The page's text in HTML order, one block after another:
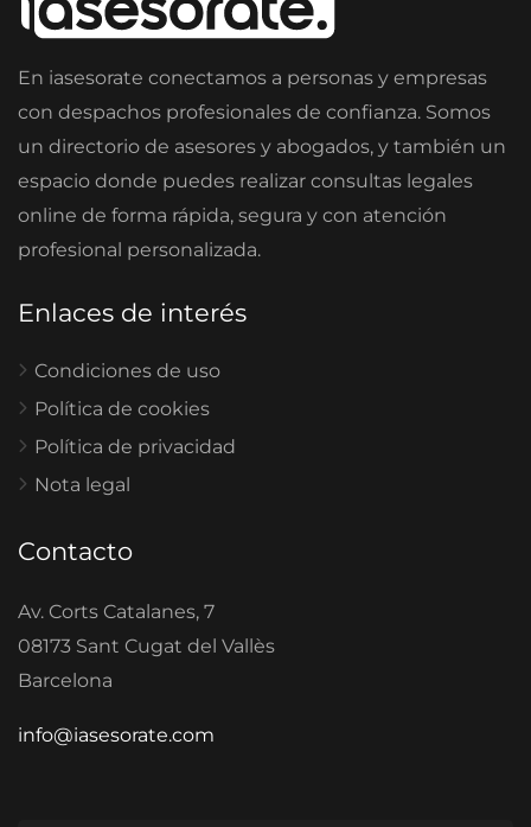
En iasesorate conectamos a personas y empresas
con despachos profesionales de confianza. Somos
un directorio de asesores y abogados, y también un
espacio donde puedes realizar consultas legales
online de forma rápida, segura y con atención
profesional personalizada.
Enlaces de interés
Condiciones de uso
Política de cookies
Política de privacidad
Nota legal
Contacto
Av. Corts Catalanes, 7
08173 Sant Cugat del Vallès
Barcelona
info@iasesorate.com